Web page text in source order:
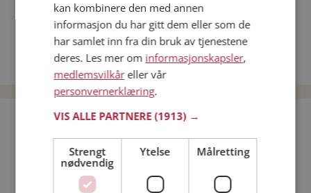
Flere singlekvinner fra Alver :Andrea,Rigmor
Menn fra Alver
Date kvinner i Norge
Date menn i Norge
Bli medlem gratis!
Jeg er en:
kan kombinere den med annen
informasjon du har gitt dem eller som de
har samlet inn fra din bruk av tjenestene
deres. Les mer om informasjonskapsler,
medlemsvilkåreller vår
personvernerklæring.
VIS ALLE PARTNERE(1913) →
Strengt
nødvendig
Ytelse Målretting